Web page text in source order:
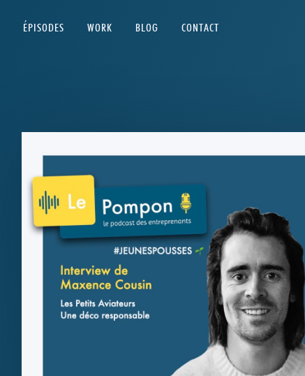
ÉPISODES WORK BLOG CONTACT